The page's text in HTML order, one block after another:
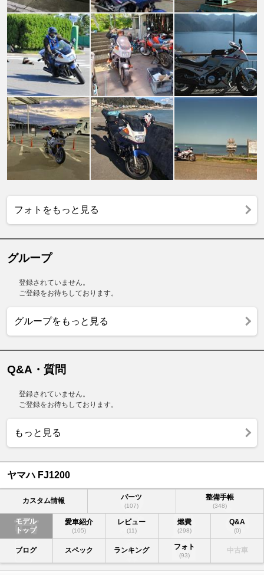
フォトをもっと見る
グループ
登録されていません。
ご登録をお待ちしております。
グループをもっと見る
Q&A・質問
登録されていません。
ご登録をお待ちしております。
もっと見る
ヤマハ FJ1200
カスタム情報 パーツ
(107)
整備手帳
(348)
モデル
トップ
愛車紹介
(105)
レビュー
(11)
燃費
(298)
Q&A
(0)
ブログ スペック ランキング フォト
(93)
中古車